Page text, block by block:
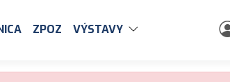
ZPOZ VÝSTAVY